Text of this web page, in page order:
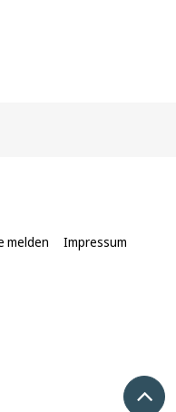
melden Impressum